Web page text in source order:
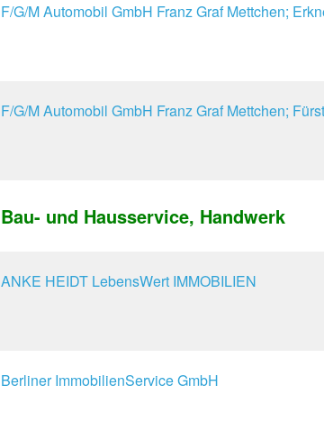
F/G/M Automobil GmbH Franz Graf Mettchen;
F/G/M Automobil GmbH Franz Graf Mettchen;
Bau- und Hausservice, Handwerk
ANKE HEIDT LebensWert IMMOBILIEN
Berliner ImmobilienService GmbH